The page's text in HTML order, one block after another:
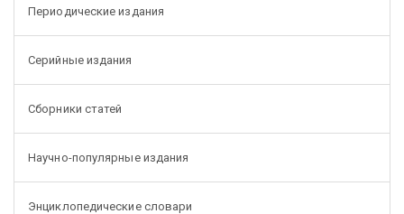
Периодические издания
Серийные издания
Сборники статей
Научно-популярные издания
Энциклопедические словари